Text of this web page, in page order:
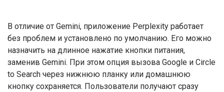
В отличие от Gemini, приложение Perplexity работает
без проблем и установлено по умолчанию. Его можно
назначить на длинное нажатие кнопки питания,
заменив Gemini. При этом опция вызова Google и Circle
to Search через нижнюю планку или домашнюю
кнопку сохраняется. Пользователи получают сразу